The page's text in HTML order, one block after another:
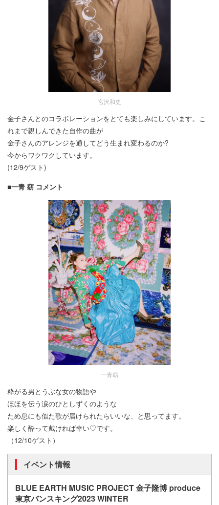
宮沢和史
金子さんとのコラボレーションをとても楽しみにしています。こ
れまで親しんできた自作の曲が
金子さんのアレンジを通してどう生まれ変わるのか?
今からワクワクしています。
(12/9ゲスト)
■一青 窈 コメント
一青窈
粋がる男とうぶな女の物語や
ほほを伝う涙のひとしずくのような
ため息にも似た歌が届けられたらいいな、と思ってます。
楽しく酔って戴ければ幸い♡です。
（12/10ゲスト）
イベント情報
BLUE EARTH MUSIC PROJECT 金子隆博 produce
東京バンスキング2023 WINTER